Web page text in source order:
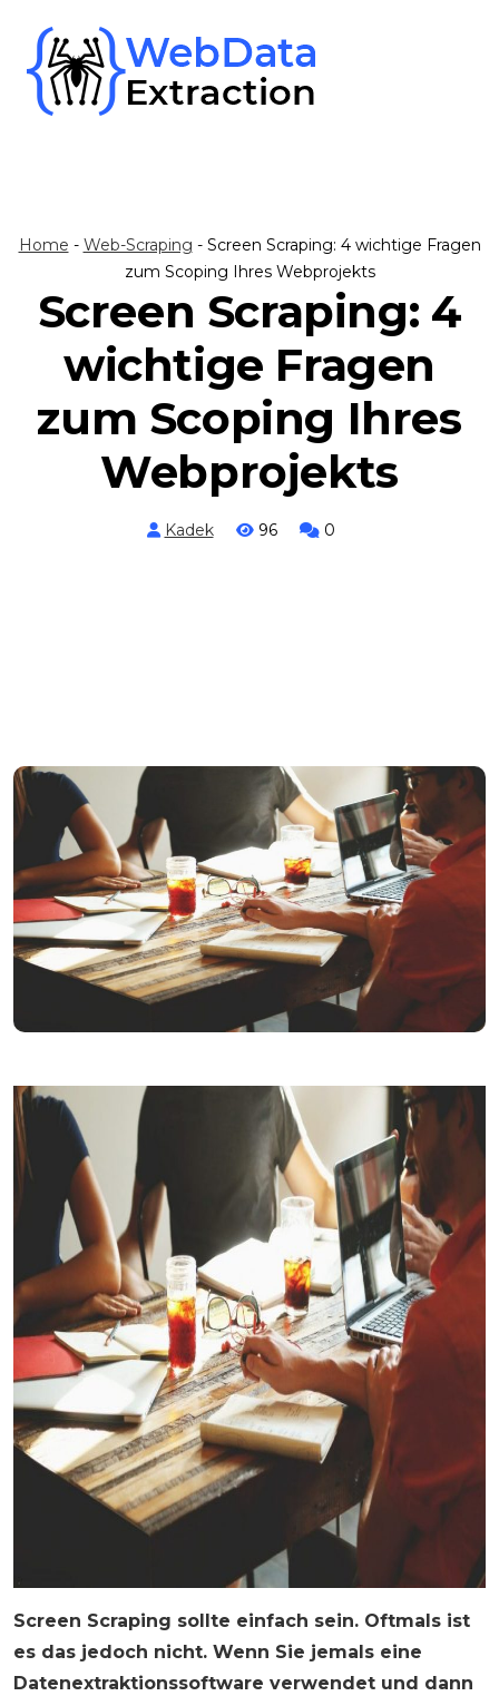
content
Home - Web-Scraping - Screen Scraping: 4 wichtige Fragen
zum Scoping Ihres Webprojekts
Screen Scraping: 4
wichtige Fragen
zum Scoping Ihres
Webprojekts
Kadek 96 0
Screen Scraping sollte einfach sein. Oftmals ist
es das jedoch nicht. Wenn Sie jemals eine
Datenextraktionssoftware verwendet und dann